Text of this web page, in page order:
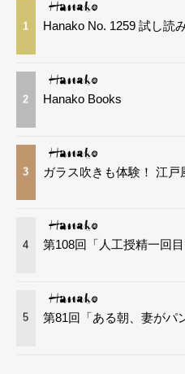
1 Hanako No. 1259 試し読
2 Hanako Books
3 ガラス吹きも体験！ 江戸
4 第108回「人工授精一回
5 第81回「ある朝、妻がパ